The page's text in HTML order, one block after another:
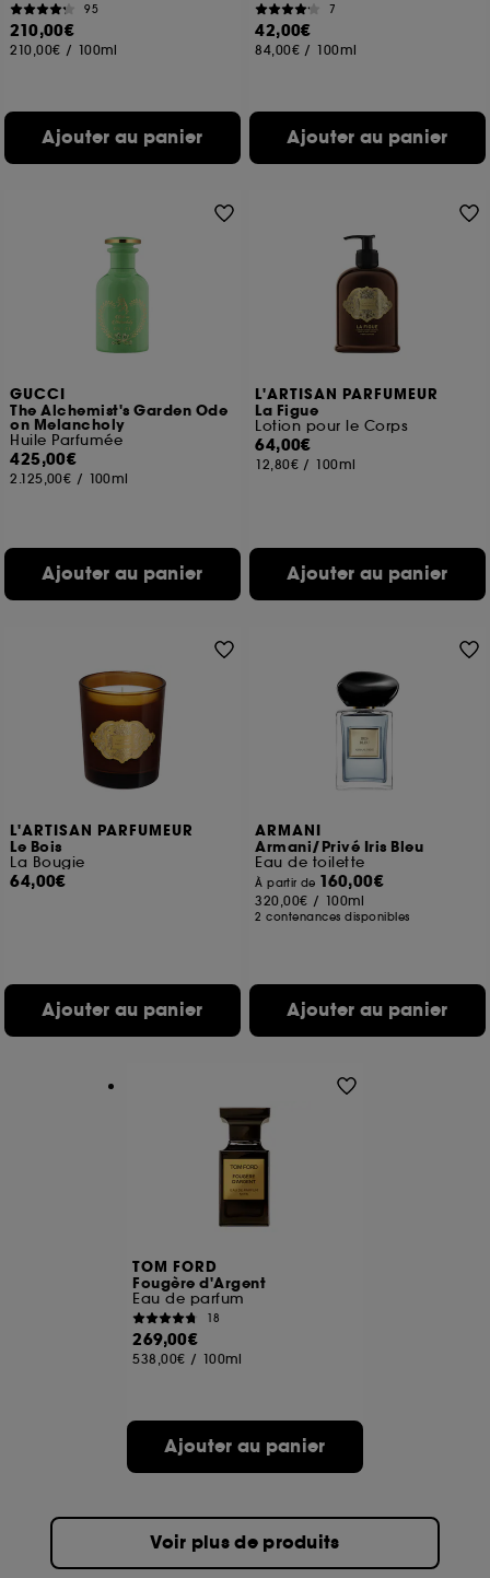
95
210,00€
210,00€ / 100ml
Ajouter au panier
7
42,00€
84,00€ / 100ml
Ajouter au panier
GUCCI
The Alchemist's Garden Ode
on Melancholy
Huile Parfumée
425,00€
2.125,00€ / 100ml
Ajouter au panier
L'ARTISAN PARFUMEUR
La Figue
Lotion pour le Corps
64,00€
12,80€ / 100ml
Ajouter au panier
L'ARTISAN PARFUMEUR
Le Bois
La Bougie
64,00€
Ajouter au panier
ARMANI
Armani/Privé Iris Bleu
Eau de toilette
À partir de 160,00€
320,00€ / 100ml
2 contenances disponibles
Ajouter au panier
TOM FORD
Fougère d'Argent
Eau de parfum
18
269,00€
538,00€ / 100ml
Ajouter au panier
Voir plus de produits